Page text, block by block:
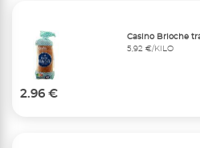
Casino Brioche
5,92 €/KILO
2.96 €